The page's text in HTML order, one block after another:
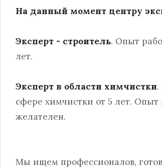
На данный момент центру
Эксперт - строитель. Опыт
лет.
Эксперт в области химчистки.
сфере химчистки от 5 лет. Опыт
желателен.
Мы ищем профессионалов,